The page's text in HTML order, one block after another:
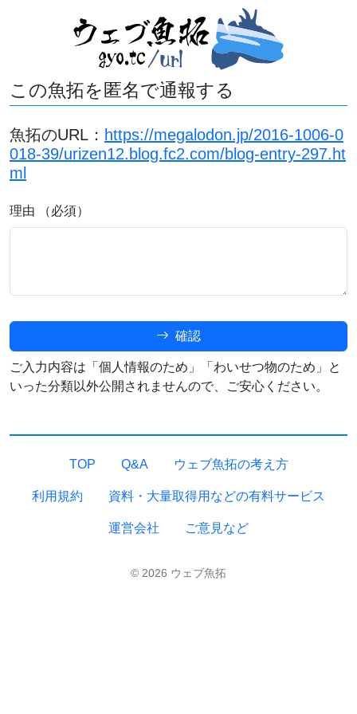
この魚拓を匿名で通報する
魚拓のURL： https://megalodon.jp/2016-1006-0
018-39/urizen12.blog.fc2.com/blog-entry-297.ht
ml
理由 （必須）
確認
ご入力内容は「個人情報のため」「わいせつ物のため」と
いった分類以外公開されませんので、ご安心ください。
TOP Q&A ウェブ魚拓の考え方
利用規約 資料・大量取得用などの有料サービス
運営会社 ご意見など
© 2026 ウェブ魚拓